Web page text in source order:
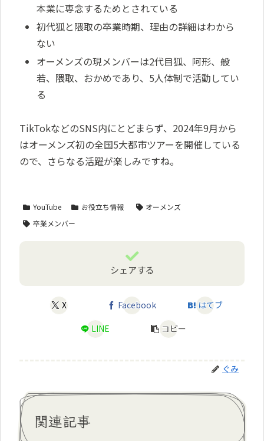
本業に専念するためとされている
初代狐と隈取の卒業時期、理由の詳細はわから
ない
オーメンズの現メンバーは2代目狐、阿形、般
若、隈取、おかめであり、5人体制で活動してい
る
TikTokなどのSNS内にとどまらず、2024年9月から
はオーメンズ初の全国5大都市ツアーを開催している
ので、さらなる活躍が楽しみですね。
YouTube お役立ち情報
オーメンズ
卒業メンバー
シェアする
X Facebook
はてブ
LINE
コピー
ぐみ
関連記事